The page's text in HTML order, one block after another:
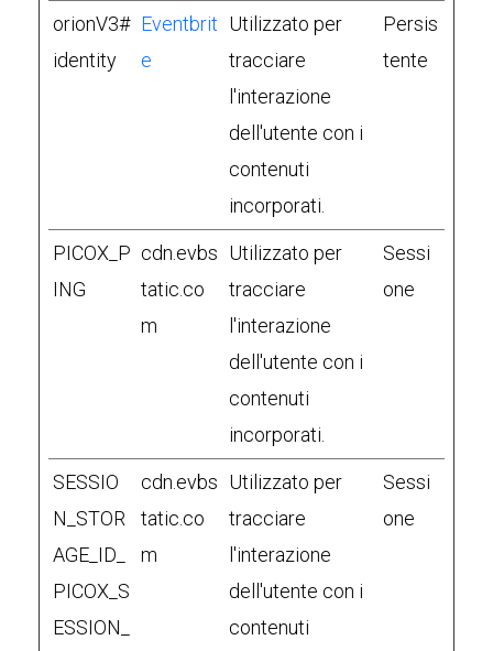
orionV3#
identity
Eventbrit
e
Utilizzato per
tracciare
l'interazione
dell'utente con i
contenuti
incorporati.
Persis
tente
PICOX_P
ING
cdn.evbs
tatic.co
m
Utilizzato per
tracciare
l'interazione
dell'utente con i
contenuti
incorporati.
Sessi
one
SESSIO
N_STOR
AGE_ID_
PICOX_S
ESSION_
cdn.evbs
tatic.co
m
Utilizzato per
tracciare
l'interazione
dell'utente con i
contenuti
Sessi
one